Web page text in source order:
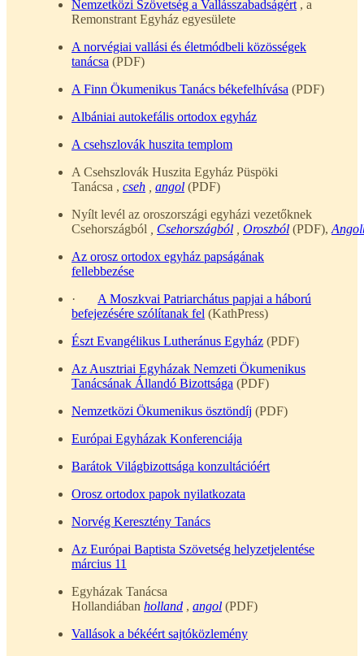
Nemzetközi Szövetség a Vallásszabadságért , a
Remonstrant Egyház egyesülete
A norvégiai vallási és életmódbeli közösségek
tanácsa (PDF)
A Finn Ökumenikus Tanács békefelhívása (PDF)
Albániai autokefális ortodox egyház
A csehszlovák huszita templom
A Csehszlovák Huszita Egyház Püspöki
Tanácsa , cseh angol (PDF)
Nyílt levél az oroszországi egyházi vezetőknek
Csehországból
Csehországból Oroszból (PDF),
Az orosz ortodox egyház papságának
fellebbezése
· A Moszkvai Patriarchátus papjai a háború
befejezésére szólítanak fel (KathPress)
Észt Evangélikus Lutheránus Egyház (PDF)
Az Ausztriai Egyházak Nemzeti Ökumenikus
Tanácsának Állandó Bizottsága (PDF)
Nemzetközi Ökumenikus ösztöndíj (PDF)
Európai Egyházak Konferenciája
Barátok Világbizottsága konzultációért
Orosz ortodox papok nyilatkozata
Norvég Keresztény Tanács
Az Európai Baptista Szövetség helyzetjelentése
március 11
Egyházak Tanácsa
Hollandiában holland , angol (PDF)
Vallások a békéért sajtóközlemény